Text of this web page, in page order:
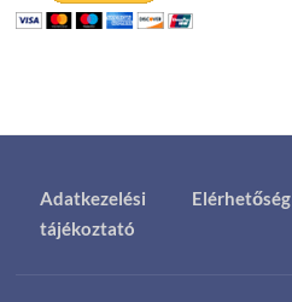
Adatkezelési
tájékoztató
Elérhetőség